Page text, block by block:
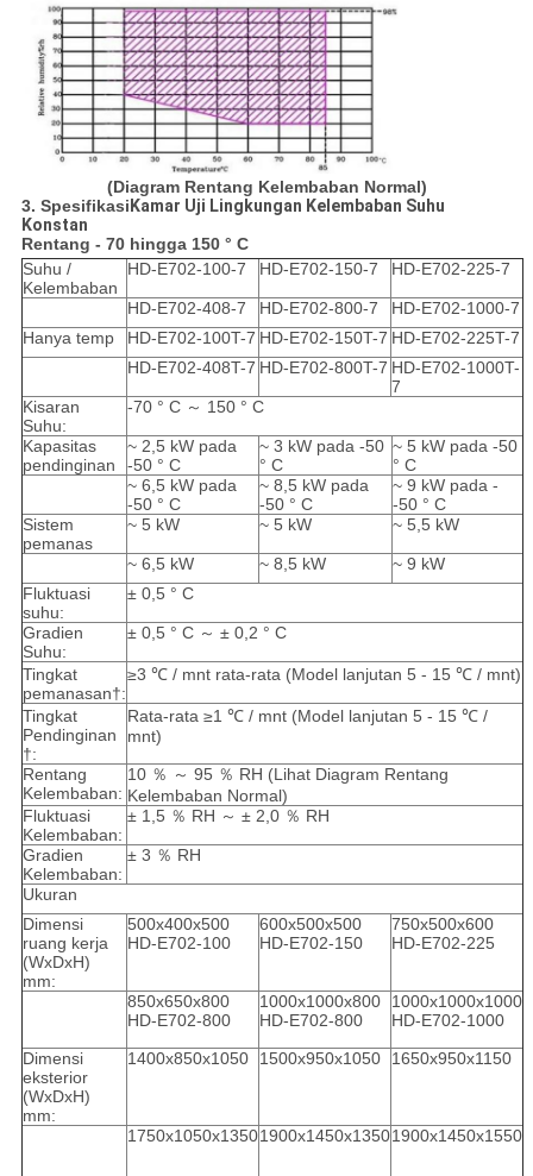
(Diagram Rentang Kelembaban Normal)
3. Spesifikasi Kamar Uji Lingkungan Kelembaban Suhu
Konstan
Rentang - 70 hingga 150 ° C
Suhu /
Kelembaban
HD-E702-100-7 HD-E702-150-7 HD-E702-225-7
HD-E702-408-7 HD-E702-800-7
HD-E702-1000-7
Hanya temp
HD-E702-100T-7 HD-E702-150T-7 HD-E702-225T-7
HD-E702-408T-7 HD-E702-800T-7 HD-E702-1000T-
7
Kisaran
Suhu:
-70 ° C ～ 150 ° C
Kapasitas
pendinginan
~ 2,5 kW pada
-50 ° C
~ 3 kW pada -50
° C
~ 5 kW pada -50
° C
~ 6,5 kW pada
-50 ° C
~ 8,5 kW pada
-50 ° C
~ 9 kW pada -
-50 ° C
Sistem
pemanas
~ 5 kW ~ 5 kW ~ 5,5 kW
~ 6,5 kW ~ 8,5 kW
~ 9 kW
Fluktuasi
suhu:
± 0,5 ° C
Gradien
Suhu:
± 0,5 ° C ～ ± 0,2 ° C
Tingkat
pemanasan†:
≥3 ℃ / mnt rata-rata (Model lanjutan 5 - 15 ℃ / mnt)
Tingkat
Pendinginan
†:
Rata-rata ≥1 ℃ / mnt (Model lanjutan 5 - 15 ℃ /
mnt)
Rentang
Kelembaban:
10 ％ ～ 95 ％ RH (Lihat Diagram Rentang
Kelembaban Normal)
Fluktuasi
Kelembaban:
± 1,5 ％ RH ～ ± 2,0 ％ RH
Gradien
Kelembaban:
± 3 ％ RH
Ukuran
Dimensi
ruang kerja
(WxDxH)
mm:
500x400x500
HD-E702-100
600x500x500
HD-E702-150
750x500x600
HD-E702-225
850x650x800
HD-E702-800
1000x1000x800
HD-E702-800
1000x1000x1000
HD-E702-1000
Dimensi
eksterior
(WxDxH)
mm:
1400x850x1050 1500x950x1050 1650x950x1150
1750x1050x13501900x1450x13501900x1450x1550